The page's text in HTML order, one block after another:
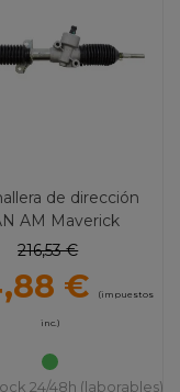
de dirección
AM Maverick
Varios 1199
216,53 €
€ (impuestos
inc.)
24/48h (laborables)